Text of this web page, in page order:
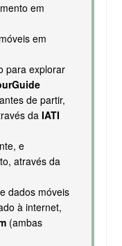
em
em
para explorar
de partir,
da IATI
e
através da
dados móveis
à internet,
(ambas